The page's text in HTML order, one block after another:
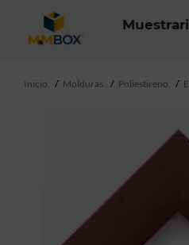
Inicio Molduras Poliestireno